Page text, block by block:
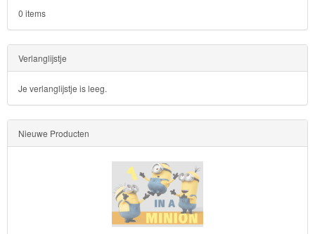
Bob
de
bouwer
SpongeBob
Star
Wars
0 items
Verlanglijstje
Je verlanglijstje is leeg.
Nieuwe Producten